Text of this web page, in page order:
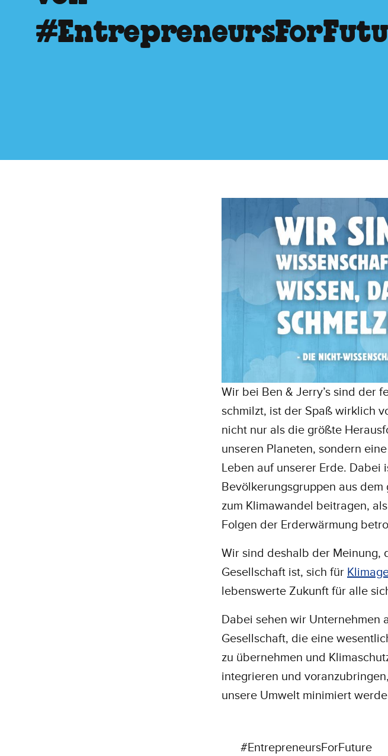
Wir bei Ben & Jerry’s sind der
schmilzt, ist der Spaß wirklich
nicht nur als die größte
unseren Planeten, sondern
Leben auf unserer Erde. Dabei
Bevölkerungsgruppen aus
zum Klimawandel beitragen,
Folgen der Erderwärmung
Wir sind deshalb der Meinung,
Gesellschaft ist, sich für
lebenswerte Zukunft für alle
Dabei sehen wir Unternehmen
Gesellschaft, die eine
zu übernehmen und
integrieren und
unsere Umwelt minimiert
#EntrepreneursForFuture